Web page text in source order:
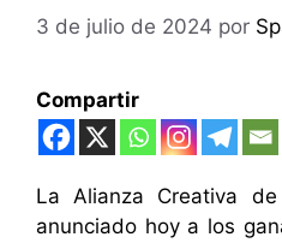
3 de julio de 2024 por
Compartir
La Alianza Creativa
anunciado hoy a los